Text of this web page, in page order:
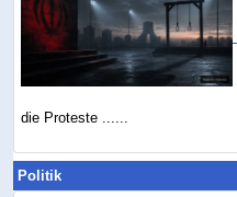
die Proteste ......
Politik